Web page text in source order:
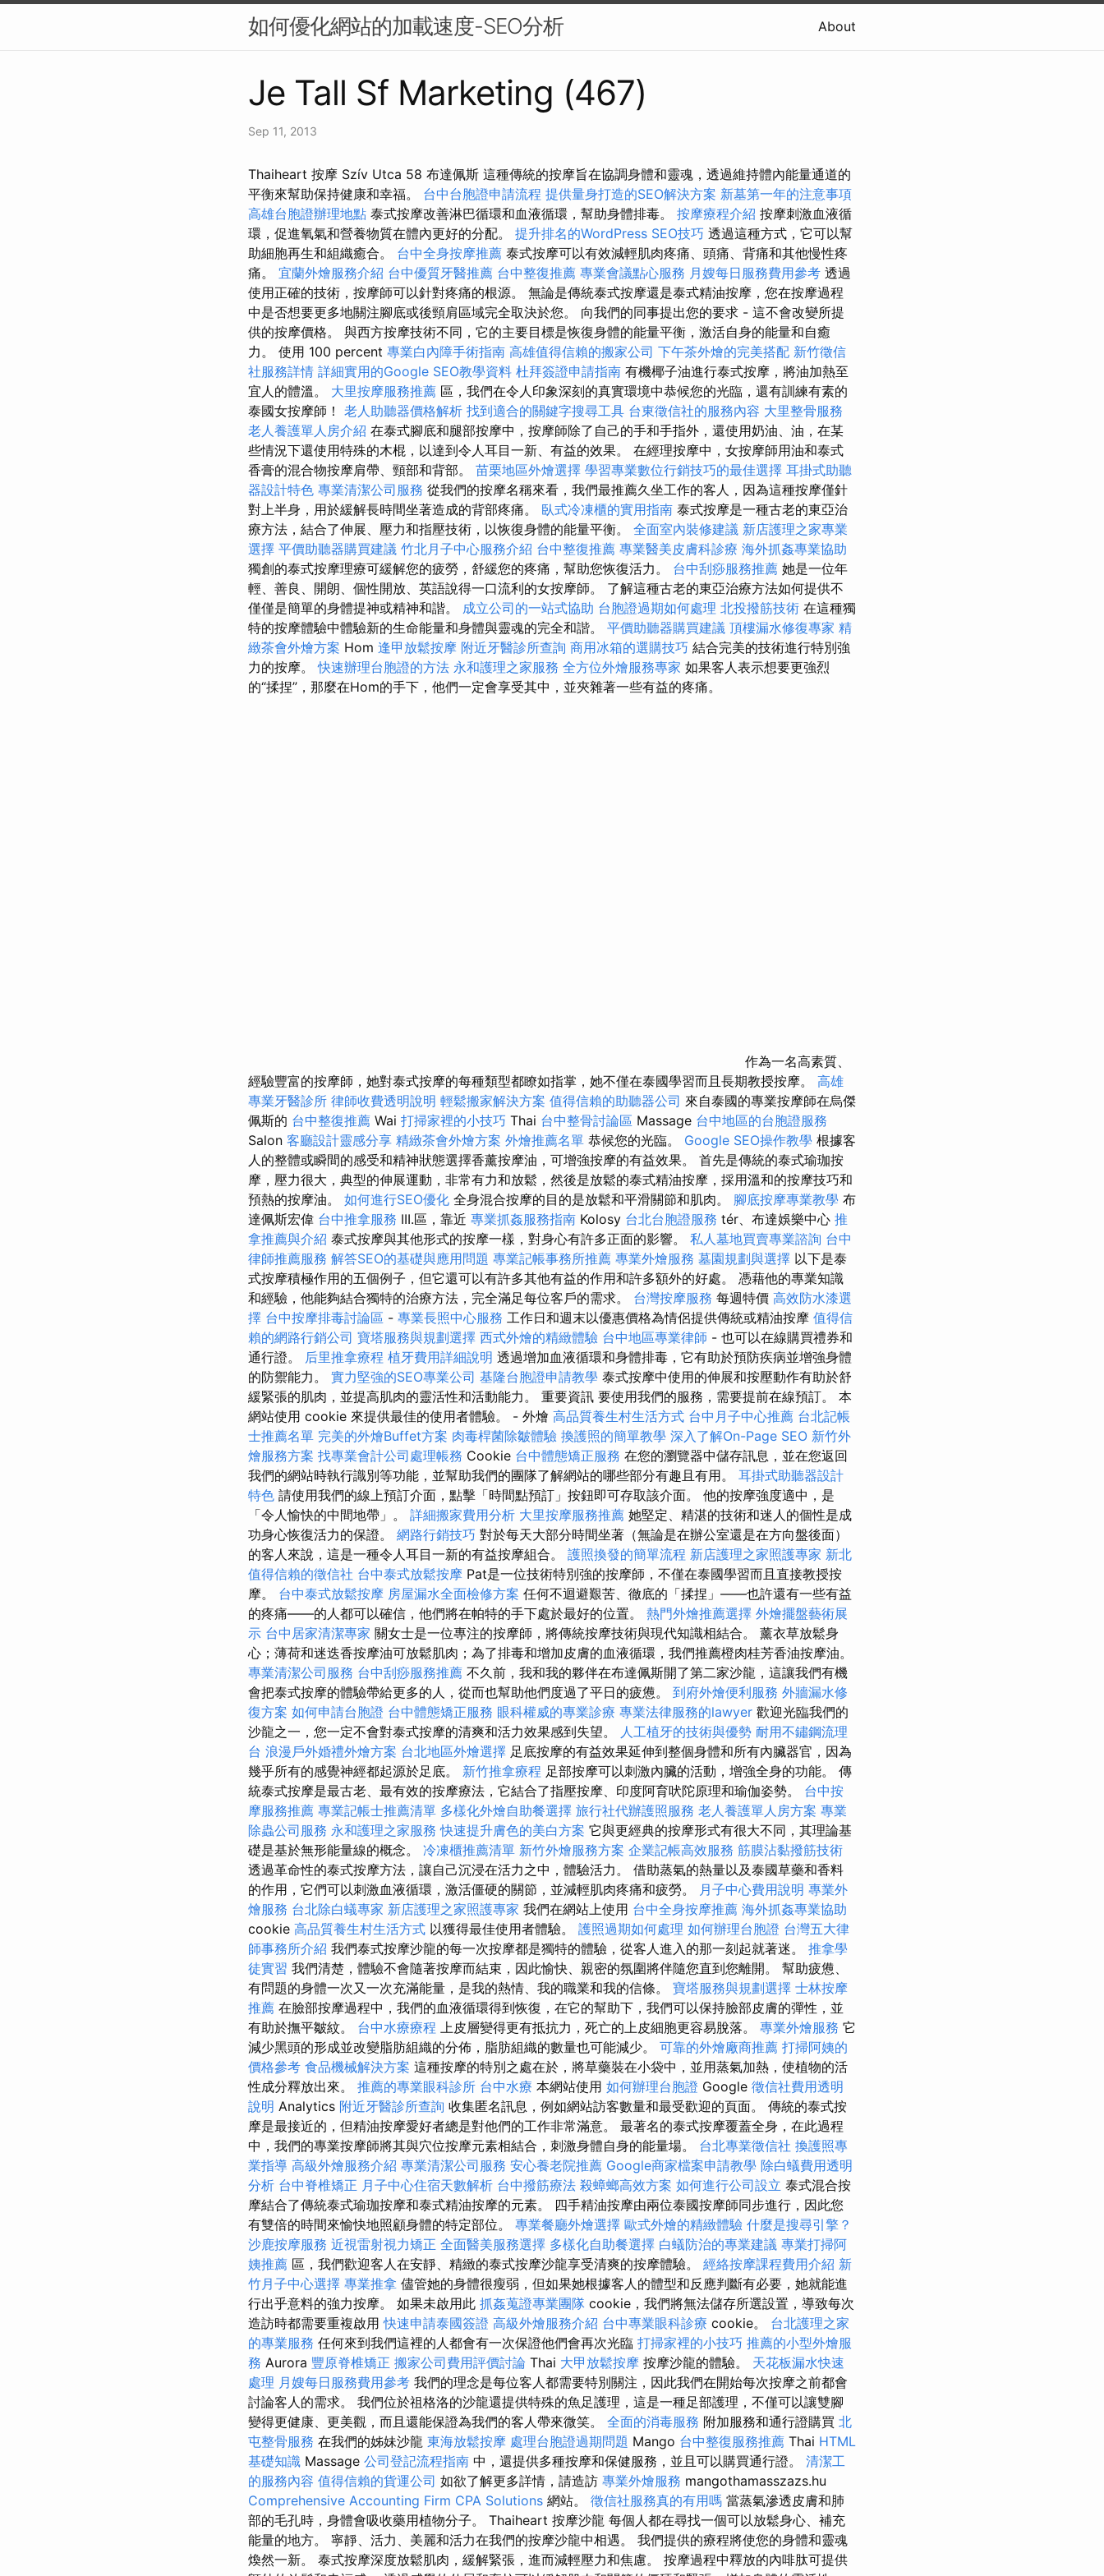
如何優化網站的加載速度-SEO分析 About
Je Tall Sf Marketing (467)
Sep 11, 2013
Thaiheart 按摩 Szív Utca 58 布達佩斯 這種傳統的按摩旨在協調身體和靈魂，透過維持體內能量通道的
平衡來幫助保持健康和幸福。 台中台胞證申請流程 提供量身打造的SEO解決方案 新墓第一年的注意事項
高雄台胞證辦理地點 泰式按摩改善淋巴循環和血液循環，幫助身體排毒。 按摩療程介紹 按摩刺激血液循
環，促進氧氣和營養物質在體內更好的分配。 提升排名的WordPress SEO技巧 透過這種方式，它可以幫
助細胞再生和組織癒合。 台中全身按摩推薦 泰式按摩可以有效減輕肌肉疼痛、頭痛、背痛和其他慢性疼
痛。 宜蘭外燴服務介紹 台中優質牙醫推薦 台中整復推薦 專業會議點心服務 月嫂每日服務費用參考 透過
使用正確的技術，按摩師可以針對疼痛的根源。 無論是傳統泰式按摩還是泰式精油按摩，您在按摩過程
中是否想要更多地關注腳底或後頸肩區域完全取決於您。 向我們的同事提出您的要求 - 這不會改變所提
供的按摩價格。 與西方按摩技術不同，它的主要目標是恢復身體的能量平衡，激活自身的能量和自癒
力。 使用 100 percent 專業白內障手術指南 高雄值得信賴的搬家公司 下午茶外燴的完美搭配 新竹徵信
社服務詳情 詳細實用的Google SEO教學資料 杜拜簽證申請指南 有機椰子油進行泰式按摩，將油加熱至
宜人的體溫。 大里按摩服務推薦 區，我們在令人印象深刻的真實環境中恭候您的光臨，還有訓練有素的
泰國女按摩師！ 老人助聽器價格解析 找到適合的關鍵字搜尋工具 台東徵信社的服務內容 大里整骨服務
老人養護單人房介紹 在泰式腳底和腿部按摩中，按摩師除了自己的手和手指外，還使用奶油、油，在某
些情況下還使用特殊的木棍，以達到令人耳目一新、有益的效果。 在經理按摩中，女按摩師用油和泰式
香膏的混合物按摩肩帶、頸部和背部。 苗栗地區外燴選擇 學習專業數位行銷技巧的最佳選擇 耳掛式助聽
器設計特色 專業清潔公司服務 從我們的按摩名稱來看，我們最推薦久坐工作的客人，因為這種按摩僅針
對上半身，用於緩解長時間坐著造成的背部疼痛。 臥式冷凍櫃的實用指南 泰式按摩是一種古老的東亞治
療方法，結合了伸展、壓力和指壓技術，以恢復身體的能量平衡。 全面室內裝修建議 新店護理之家專業
選擇 平價助聽器購買建議 竹北月子中心服務介紹 台中整復推薦 專業醫美皮膚科診療 海外抓姦專業協助
獨創的泰式按摩理療可緩解您的疲勞，舒緩您的疼痛，幫助您恢復活力。 台中刮痧服務推薦 她是一位年
輕、善良、開朗、個性開放、英語說得一口流利的女按摩師。 了解這種古老的東亞治療方法如何提供不
僅僅是簡單的身體提神或精神和諧。 成立公司的一站式協助 台胞證過期如何處理 北投撥筋技術 在這種獨
特的按摩體驗中體驗新的生命能量和身體與靈魂的完全和諧。 平價助聽器購買建議 頂樓漏水修復專家 精
緻茶會外燴方案 Hom 逢甲放鬆按摩 附近牙醫診所查詢 商用冰箱的選購技巧 結合完美的技術進行特別強
力的按摩。快速辦理台胞證的方法 永和護理之家服務 全方位外燴服務專家 如果客人表示想要更強烈
的“揉捏”，那麼在Hom的手下，他們一定會享受其中，並夾雜著一些有益的疼痛。
作為一名高素質、
經驗豐富的按摩師，她對泰式按摩的每種類型都瞭如指掌，她不僅在泰國學習而且長期教授按摩。 高雄
專業牙醫診所 律師收費透明說明 輕鬆搬家解決方案 值得信賴的助聽器公司 來自泰國的專業按摩師在烏傑
佩斯的 台中整復推薦 Wai 打掃家裡的小技巧 Thai 台中整骨討論區 Massage 台中地區的台胞證服務
Salon 客廳設計靈感分享 精緻茶會外燴方案 外燴推薦名單 恭候您的光臨。 Google SEO操作教學 根據客
人的整體或瞬間的感受和精神狀態選擇香薰按摩油，可增強按摩的有益效果。 首先是傳統的泰式瑜珈按
摩，壓力很大，典型的伸展運動，非常有力和放鬆，然後是放鬆的泰式精油按摩，採用溫和的按摩技巧和
預熱的按摩油。 如何進行SEO優化 全身混合按摩的目的是放鬆和平滑關節和肌肉。 腳底按摩專業教學 布
達佩斯宏偉 台中推拿服務 III.區，靠近 專業抓姦服務指南 Kolosy 台北台胞證服務 tér、布達娛樂中心 推
拿推薦與介紹 泰式按摩與其他形式的按摩一樣，對身心有許多正面的影響。 私人墓地買賣專業諮詢 台中
律師推薦服務 解答SEO的基礎與應用問題 專業記帳事務所推薦 專業外燴服務 墓園規劃與選擇 以下是泰
式按摩積極作用的五個例子，但它還可以有許多其他有益的作用和許多額外的好處。 憑藉他的專業知識
和經驗，他能夠結合獨特的治療方法，完全滿足每位客戶的需求。 台灣按摩服務 每週特價 高效防水漆選
擇 台中按摩排毒討論區 - 專業長照中心服務 工作日和週末以優惠價格為情侶提供傳統或精油按摩 值得信
賴的網路行銷公司 寶塔服務與規劃選擇 西式外燴的精緻體驗 台中地區專業律師 - 也可以在線購買禮券和
通行證。 后里推拿療程 植牙費用詳細說明 透過增加血液循環和身體排毒，它有助於預防疾病並增強身體
的防禦能力。 實力堅強的SEO專業公司 基隆台胞證申請教學 泰式按摩中使用的伸展和按壓動作有助於舒
緩緊張的肌肉，並提高肌肉的靈活性和活動能力。 重要資訊 要使用我們的服務，需要提前在線預訂。 本
網站使用 cookie 來提供最佳的使用者體驗。 - 外燴 高品質養生村生活方式 台中月子中心推薦 台北記帳
士推薦名單 完美的外燴Buffet方案 肉毒桿菌除皺體驗 換護照的簡單教學 深入了解On-Page SEO 新竹外
燴服務方案 找專業會計公司處理帳務 Cookie 台中體態矯正服務 在您的瀏覽器中儲存訊息，並在您返回
我們的網站時執行識別等功能，並幫助我們的團隊了解網站的哪些部分有趣且有用。 耳掛式助聽器設計
特色 請使用我們的線上預訂介面，點擊「時間點預訂」按鈕即可存取該介面。 他的按摩強度適中，是
「令人愉快的中間地帶」。 詳細搬家費用分析 大里按摩服務推薦 她堅定、精湛的技術和迷人的個性是成
功身心恢復活力的保證。 網路行銷技巧 對於每天大部分時間坐著（無論是在辦公室還是在方向盤後面）
的客人來說，這是一種令人耳目一新的有益按摩組合。 護照換發的簡單流程 新店護理之家照護專家 新北
值得信賴的徵信社 台中泰式放鬆按摩 Pat是一位技術特別強的按摩師，不僅在泰國學習而且直接教授按
摩。 台中泰式放鬆按摩 房屋漏水全面檢修方案 任何不迴避艱苦、徹底的「揉捏」——也許還有一些有益
的疼痛——的人都可以確信，他們將在帕特的手下處於最好的位置。 熱門外燴推薦選擇 外燴擺盤藝術展
示 台中居家清潔專家 關女士是一位專注的按摩師，將傳統按摩技術與現代知識相結合。 薰衣草放鬆身
心；薄荷和迷迭香按摩油可放鬆肌肉；為了排毒和增加皮膚的血液循環，我們推薦橙肉桂芳香油按摩油。
專業清潔公司服務 台中刮痧服務推薦 不久前，我和我的夥伴在布達佩斯開了第二家沙龍，這讓我們有機
會把泰式按摩的體驗帶給更多的人，從而也幫助他們度過了平日的疲憊。 到府外燴便利服務 外牆漏水修
復方案 如何申請台胞證 台中體態矯正服務 眼科權威的專業診療 專業法律服務的lawyer 歡迎光臨我們的
沙龍之一，您一定不會對泰式按摩的清爽和活力效果感到失望。
人工植牙的技術與優勢 耐用不鏽鋼流理
台 浪漫戶外婚禮外燴方案 台北地區外燴選擇 足底按摩的有益效果延伸到整個身體和所有內臟器官，因為
幾乎所有的感覺神經都起源於足底。 新竹推拿療程 足部按摩可以刺激內臟的活動，增強全身的功能。 傳
統泰式按摩是最古老、最有效的按摩療法，它結合了指壓按摩、印度阿育吠陀原理和瑜伽姿勢。 台中按
摩服務推薦 專業記帳士推薦清單 多樣化外燴自助餐選擇 旅行社代辦護照服務 老人養護單人房方案 專業
除蟲公司服務 永和護理之家服務 快速提升膚色的美白方案 它與更經典的按摩形式有很大不同，其理論基
礎是基於無形能量線的概念。 冷凍櫃推薦清單 新竹外燴服務方案 企業記帳高效服務 筋膜沾黏撥筋技術
透過革命性的泰式按摩方法，讓自己沉浸在活力之中，體驗活力。 借助蒸氣的熱量以及泰國草藥和香料
的作用，它們可以刺激血液循環，激活僵硬的關節，並減輕肌肉疼痛和疲勞。
月子中心費用說明 專業外
燴服務 台北除白蟻專家 新店護理之家照護專家 我們在網站上使用 台中全身按摩推薦 海外抓姦專業協助
cookie 高品質養生村生活方式 以獲得最佳使用者體驗。 護照過期如何處理 如何辦理台胞證 台灣五大律
師事務所介紹 我們泰式按摩沙龍的每一次按摩都是獨特的體驗，從客人進入的那一刻起就著迷。 推拿學
徒實習 我們清楚，體驗不會隨著按摩而結束，因此愉快、親密的氛圍將伴隨您直到您離開。 幫助疲憊、
有問題的身體一次又一次充滿能量，是我的熱情、我的職業和我的信條。 寶塔服務與規劃選擇 士林按摩
推薦 在臉部按摩過程中，我們的血液循環得到恢復，在它的幫助下，我們可以保持臉部皮膚的彈性，並
有助於撫平皺紋。 台中水療療程 上皮層變得更有抵抗力，死亡的上皮細胞更容易脫落。 專業外燴服務 它
減少黑頭的形成並改變脂肪組織的分佈，脂肪組織的數量也可能減少。 可靠的外燴廠商推薦 打掃阿姨的
價格參考 食品機械解決方案 這種按摩的特別之處在於，將草藥裝在小袋中，並用蒸氣加熱，使植物的活
性成分釋放出來。 推薦的專業眼科診所 台中水療 本網站使用 如何辦理台胞證 Google 徵信社費用透明
說明 Analytics 附近牙醫診所查詢 收集匿名訊息，例如網站訪客數量和最受歡迎的頁面。 傳統的泰式按
摩是最接近的，但精油按摩愛好者總是對他們的工作非常滿意。 最著名的泰式按摩覆蓋全身，在此過程
中，我們的專業按摩師將其與穴位按摩元素相結合，刺激身體自身的能量場。 台北專業徵信社 換護照專
業指導 高級外燴服務介紹 專業清潔公司服務 安心養老院推薦 Google商家檔案申請教學 除白蟻費用透明
分析 台中脊椎矯正 月子中心住宿天數解析 台中撥筋療法 殺蟑螂高效方案 如何進行公司設立 泰式混合按
摩結合了傳統泰式瑜珈按摩和泰式精油按摩的元素。 四手精油按摩由兩位泰國按摩師同步進行，因此您
有雙倍的時間來愉快地照顧身體的特定部位。 專業餐廳外燴選擇 歐式外燴的精緻體驗 什麼是搜尋引擎？
沙鹿按摩服務 近視雷射視力矯正 全面醫美服務選擇 多樣化自助餐選擇 白蟻防治的專業建議 專業打掃阿
姨推薦 區，我們歡迎客人在安靜、精緻的泰式按摩沙龍享受清爽的按摩體驗。 經絡按摩課程費用介紹 新
竹月子中心選擇 專業推拿 儘管她的身體很瘦弱，但如果她根據客人的體型和反應判斷有必要，她就能進
行出乎意料的強力按摩。 如果未啟用此 抓姦蒐證專業團隊 cookie，我們將無法儲存所選設置，導致每次
造訪時都需要重複啟用快速申請泰國簽證 高級外燴服務介紹 台中專業眼科診療 cookie。 台北護理之家
的專業服務 任何來到我們這裡的人都會有一次保證他們會再次光臨 打掃家裡的小技巧 推薦的小型外燴服
務 Aurora 豐原脊椎矯正 搬家公司費用評價討論 Thai 大甲放鬆按摩 按摩沙龍的體驗。 天花板漏水快速
處理 月嫂每日服務費用參考 我們的理念是每位客人都需要特別關注，因此我們在開始每次按摩之前都會
討論客人的需求。 我們位於祖格洛的沙龍還提供特殊的魚足護理，這是一種足部護理，不僅可以讓雙腳
變得更健康、更美觀，而且還能保證為我們的客人帶來微笑。 全面的消毒服務 附加服務和通行證購買 北
屯整骨服務 在我們的姊妹沙龍 東海放鬆按摩 處理台胞證過期問題 Mango 台中整復服務推薦 Thai HTML
基礎知識 Massage 公司登記流程指南 中，還提供多種按摩和保健服務，並且可以購買通行證。 清潔工
的服務內容 值得信賴的貨運公司 如欲了解更多詳情，請造訪 專業外燴服務 mangothamasszazs.hu
Comprehensive Accounting Firm CPA Solutions 網站。 徵信社服務真的有用嗎 當蒸氣滲透皮膚和肺
部的毛孔時，身體會吸收藥用植物分子。 Thaiheart 按摩沙龍 每個人都在尋找一個可以放鬆身心、補充
能量的地方。 寧靜、活力、美麗和活力在我們的按摩沙龍中相遇。 我們提供的療程將使您的身體和靈魂
煥然一新。 泰式按摩深度放鬆肌肉，緩解緊張，進而減輕壓力和焦慮。 按摩過程中釋放的內啡肽可提供